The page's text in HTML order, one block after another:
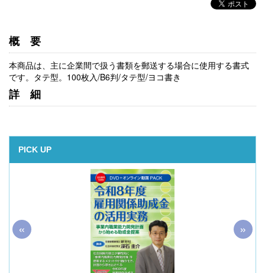
概要
本商品は、主に企業間で扱う書類を郵送する場合に使用する書式
です。タテ型。100枚入/B6判/タテ型/ヨコ書き
詳細
PICK UP
« »